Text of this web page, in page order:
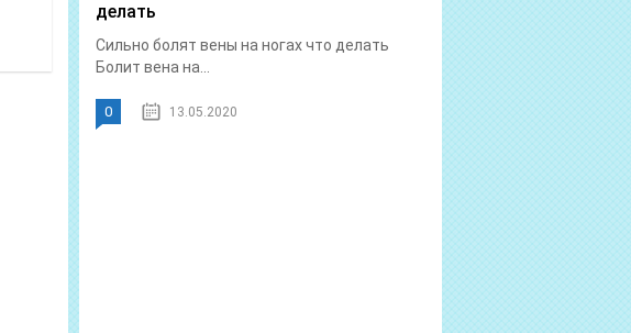
делать
Сильно болят вены на ногах что делать
Болит вена на...
0 13.05.2020